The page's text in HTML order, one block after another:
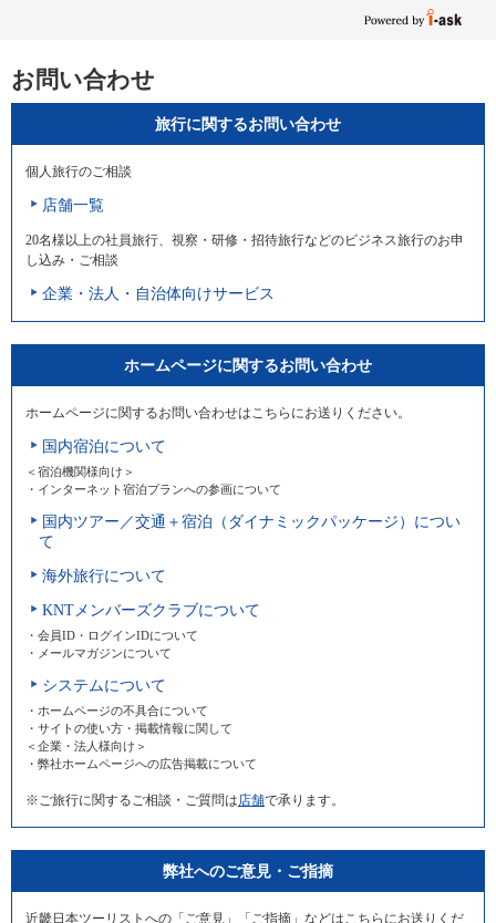
お問い合わせ
旅行に関するお問い合わせ
個人旅行のご相談
店舗一覧
20名様以上の社員旅行、視察・研修・招待旅行などのビジネス旅行のお申
し込み・ご相談
企業・法人・自治体向けサービス
ホームページに関するお問い合わせ
ホームページに関するお問い合わせはこちらにお送りください。
国内宿泊について
＜宿泊機関様向け＞
・インターネット宿泊プランへの参画について
国内ツアー／交通＋宿泊（ダイナミックパッケージ）につい
て
海外旅行について
KNTメンバーズクラブについて
・会員ID・ログインIDについて
・メールマガジンについて
システムについて
・ホームページの不具合について
・サイトの使い方・掲載情報に関して
＜企業・法人様向け＞
・弊社ホームページへの広告掲載について
※ご旅行に関するご相談・ご質問は 店舗で承ります。
弊社へのご意見・ご指摘
近畿日本ツーリストへの「ご意見」「ご指摘」などはこちらにお送りくだ